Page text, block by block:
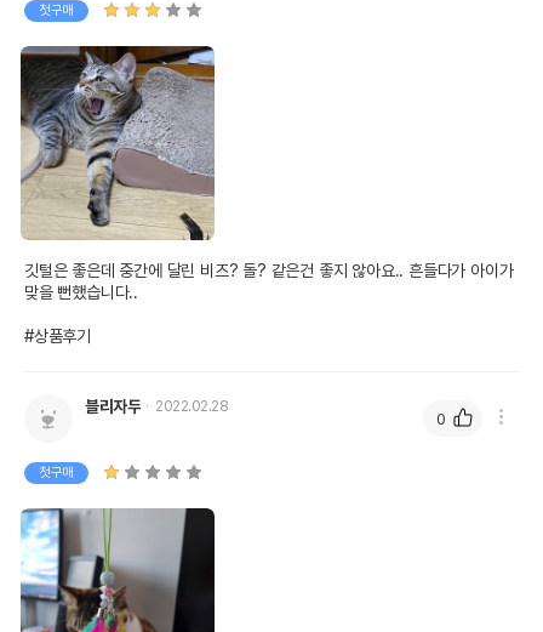
AS책임자와 전화번호
또는 소비자상담 관련
전화번호
유통기한
첫구매
깃털은 좋은데 중간에 달린 비즈? 돌? 같은건 좋지 않아요.. 흔들다가 아이가
맞을 뻔했습니다..
#상품후기
블리자두 2022.02.28
첫구매
0